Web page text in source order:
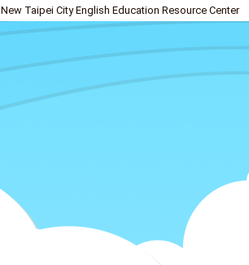
New Taipei City English Education Resource Center